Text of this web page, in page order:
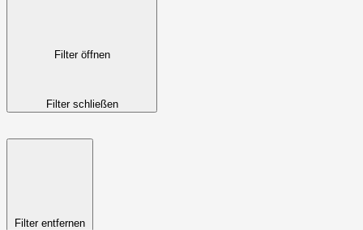
Filter öffnen
Filter schließen
Filter entfernen